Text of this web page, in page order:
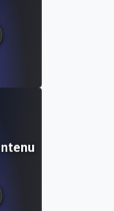
(CDN) face